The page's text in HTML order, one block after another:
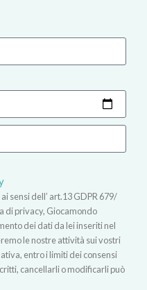
sensi dell’ art.13 GDPR 679/
di privacy, Giocamondo
dei dati da lei inseriti nel
le nostre attività sui vostri
entro i limiti dei consensi
cancellarli o modificarli può